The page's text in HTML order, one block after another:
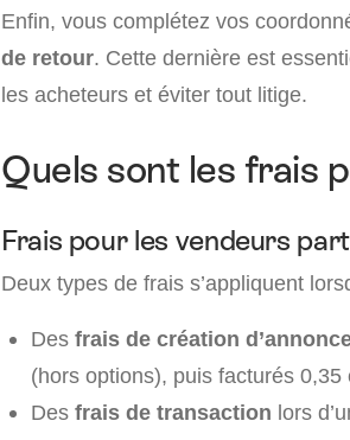
Enfin, vous complétez vos
de retour. Cette dernière est
les acheteurs et éviter tout litige.
Quels sont les frais
Frais pour les vendeurs
Deux types de frais s’appliquent
Des frais de création
(hors options), puis facturés 0,35
Des frais de transaction lors